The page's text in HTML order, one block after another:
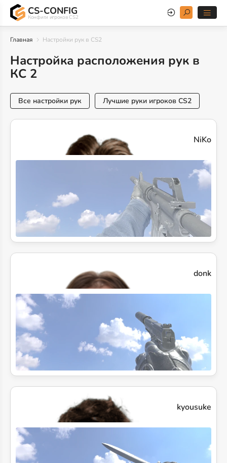
CS-CONFIG
Конфиги игроков CS2
Главная Настройки рук в CS2
Настройка расположения рук в
КС 2
Все настройки рук Лучшие руки игроков CS2
NiKo
donk
kyousuke